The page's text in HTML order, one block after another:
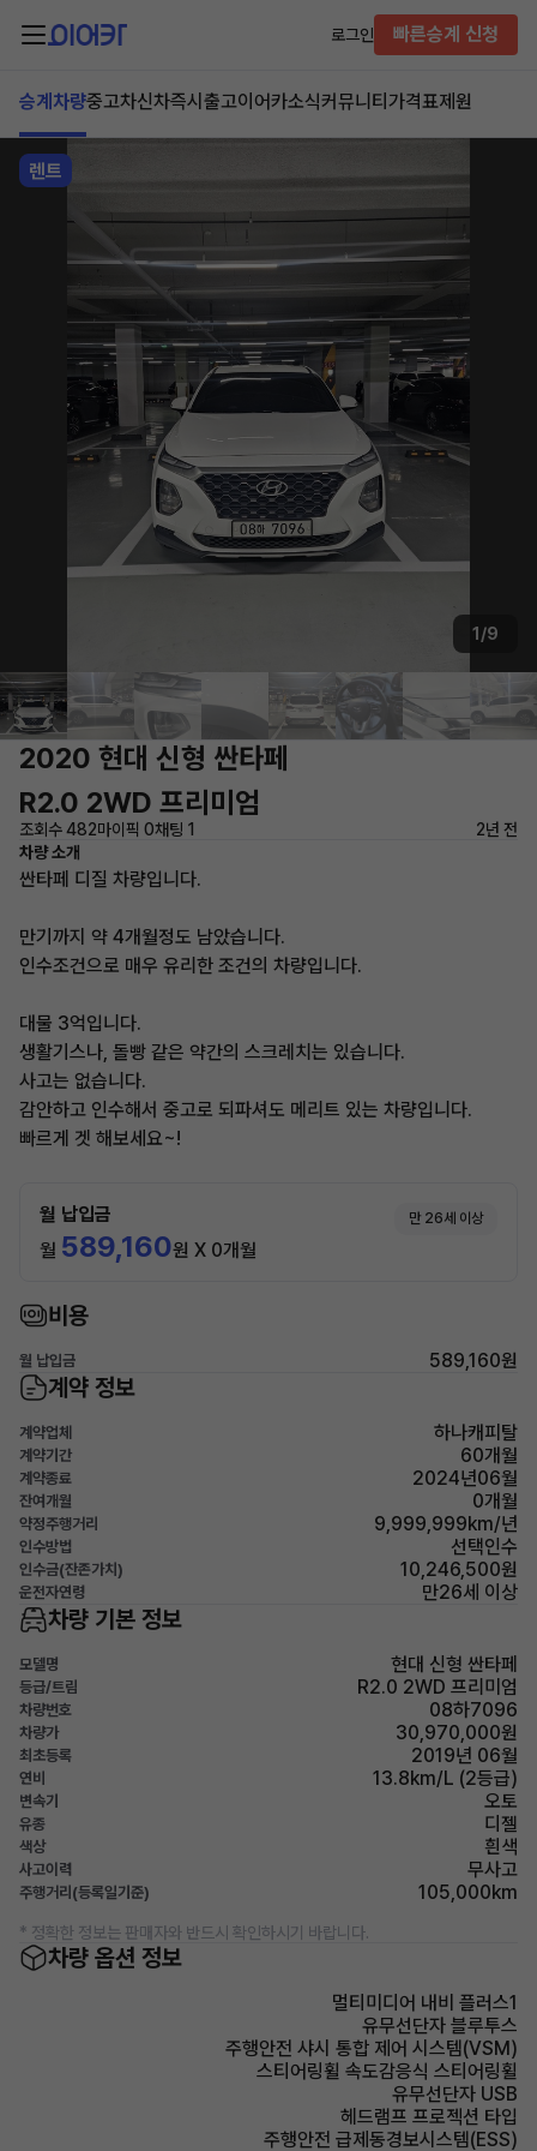
로그인 빠른승계 신청
승계차량중고차신차즉시출고이어카소식커뮤니티 가격표제원
렌트
1/9
2020 현대 신형 싼타페
R2.0 2WD 프리미엄
조회수 482마이픽 0채팅 1
2년 전
차량 소개
싼타페 디질 차량입니다.
만기까지 약 4개월정도 남았습니다.
인수조건으로 매우 유리한 조건의 차량입니다.
대물 3억입니다.
생활기스나, 돌빵 같은 약간의 스크레치는 있습니다.
사고는 없습니다.
감안하고 인수해서 중고로 되파셔도 메리트 있는 차량입니다.
빠르게 겟 해보세요~!
월 납입금 만 26세 이상
월 589,160원 X 0개월
비용
월 납입금 589,160원
계약 정보
계약업체 하나캐피탈
계약기간 60개월
계약종료 2024년06월
잔여개월 0개월
약정주행거리 9,999,999km/년
인수방법 선택인수
인수금(잔존가치) 10,246,500원
운전자연령 만26세 이상
차량 기본 정보
모델명 현대 신형 싼타페
등급/트림 R2.0 2WD 프리미엄
차량번호 08하7096
차량가 30,970,000원
최초등록 2019년 06월
연비 13.8km/L (2등급)
변속기 오토
유종 디젤
색상 흰색
사고이력 무사고
주행거리(등록일기준) 105,000km
* 정확한 정보는 판매자와 반드시 확인하시기 바랍니다.
차량 옵션 정보
멀티미디어 내비 플러스1
유무선단자 블루투스
주행안전 샤시 통합 제어 시스템(VSM)
스티어링휠 속도감응식 스티어링휠
유무선단자 USB
헤드램프 프로젝션 타입
주행안전 급제동경보시스템(ESS)